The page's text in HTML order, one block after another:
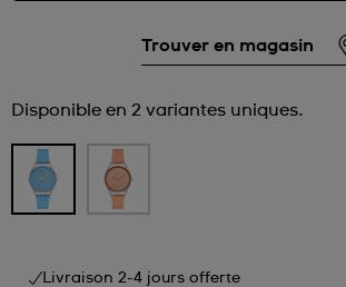
Trouver en magasin
Disponible en 2 variantes uniques.
Livraison 2-4 jours offerte